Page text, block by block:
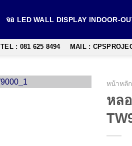
จอ LED WALL DISPLAY INDOOR-
TEL : 081 625 8494 MAIL :
หน้าหลัก
หล